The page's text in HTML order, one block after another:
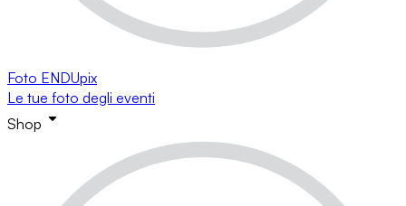
Foto ENDUpix
Le tue foto degli eventi
Shop